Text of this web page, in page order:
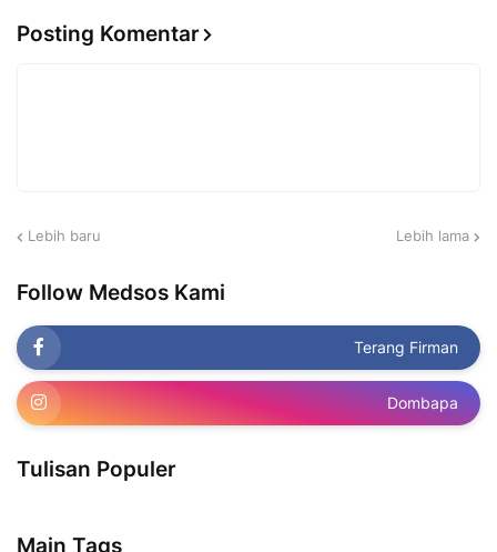
Posting Komentar
Lebih baru Lebih lama
Follow Medsos Kami
Terang Firman
Dombapa
Tulisan Populer
Main Tags